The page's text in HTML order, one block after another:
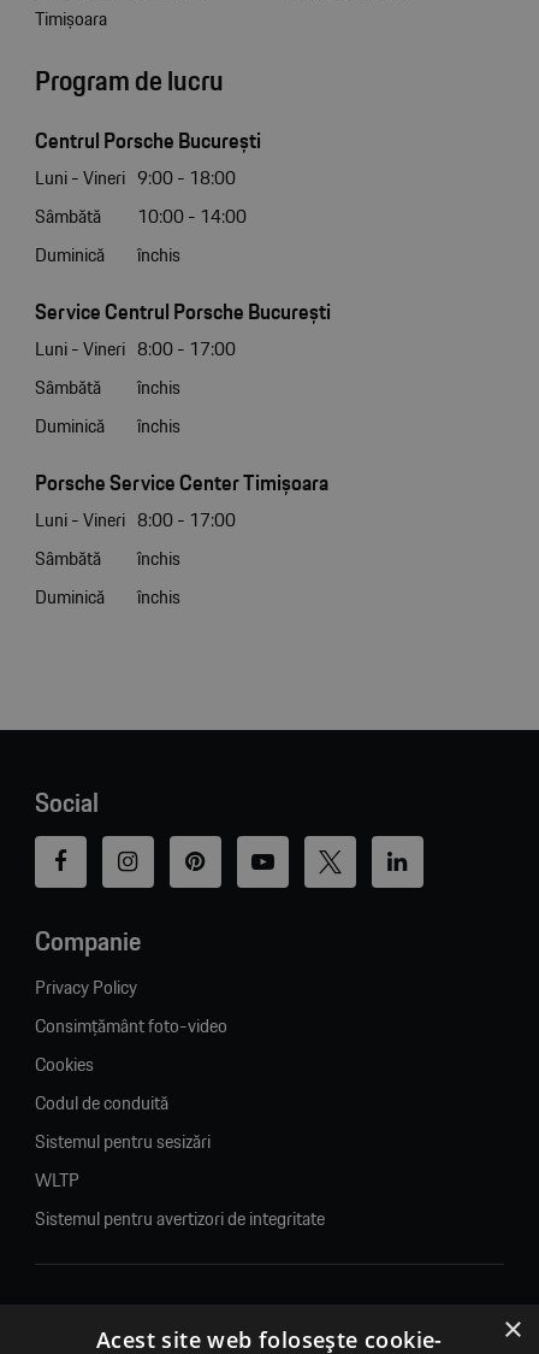
Timișoara
Program de lucru
Centrul Porsche București
Luni - Vineri 9:00 - 18:00
Sâmbătă
10:00 - 14:00
Duminică
închis
Service Centrul Porsche București
Luni - Vineri 8:00 - 17:00
Sâmbătă
închis
Duminică
închis
Porsche Service Center Timișoara
Luni - Vineri 8:00 - 17:00
Sâmbătă
închis
Duminică
închis
Social
Companie
Privacy Policy
Consimțământ foto-video
Cookies
Codul de conduită
Sistemul pentru sesizări
WLTP
Sistemul pentru avertizori de integritate
© 2026. Porsche Inter Auto Romania. Toate drepturile rezervate. ×
Acest site web folosește cookie-